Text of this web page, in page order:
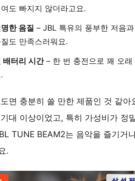
도 빠지지 않더라고요.
한 음질 – JBL 특유의 풍부한 저음
도 만족스러워요.
배터리 시간– 한 번 충전으로 꽤 오래
면 충분히 쓸 만한 제품인 것 같
대 이상이었고, 특히 가성비가 정
TUNE BEAM2는 음악을 즐기거
.